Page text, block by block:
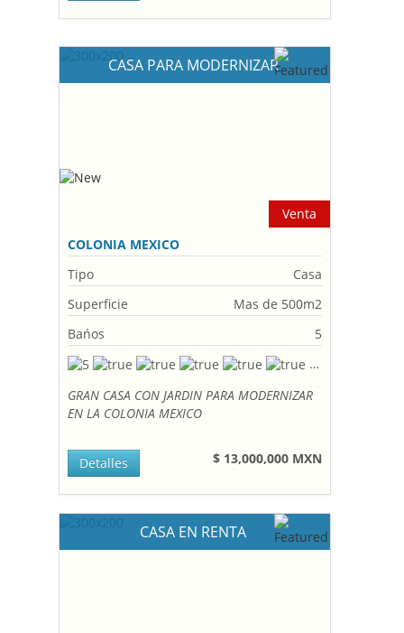
CASA PARA MODERNIZAR
Venta
COLONIA MEXICO
Tipo
Casa
Superficie
Mas de 500m2
Bańos
5
GRAN CASA CON JARDIN PARA MODERNIZAR
EN LA COLONIA MEXICO
$ 13,000,000 MXN
Detalles
CASA EN RENTA